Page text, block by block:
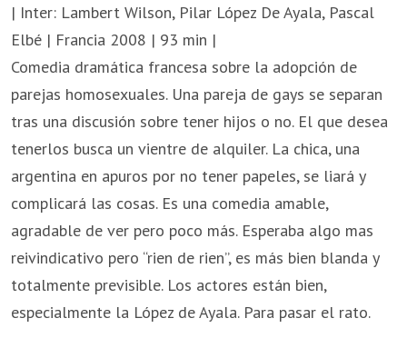
| Inter: Lambert Wilson, Pilar López De Ayala, Pascal
Elbé | Francia 2008 | 93 min |
Comedia dramática francesa sobre la adopción de
parejas homosexuales. Una pareja de gays se separan
tras una discusión sobre tener hijos o no. El que desea
tenerlos busca un vientre de alquiler. La chica, una
argentina en apuros por no tener papeles, se liará y
complicará las cosas. Es una comedia amable,
agradable de ver pero poco más. Esperaba algo mas
reivindicativo pero “rien de rien”, es más bien blanda y
totalmente previsible. Los actores están bien,
especialmente la López de Ayala. Para pasar el rato.